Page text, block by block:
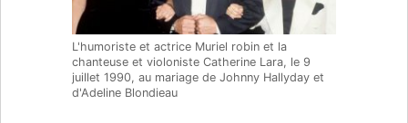
L'humoriste et actrice Muriel robin et la
chanteuse et violoniste Catherine Lara, le 9
juillet 1990, au mariage de Johnny Hallyday et
d'Adeline Blondieau